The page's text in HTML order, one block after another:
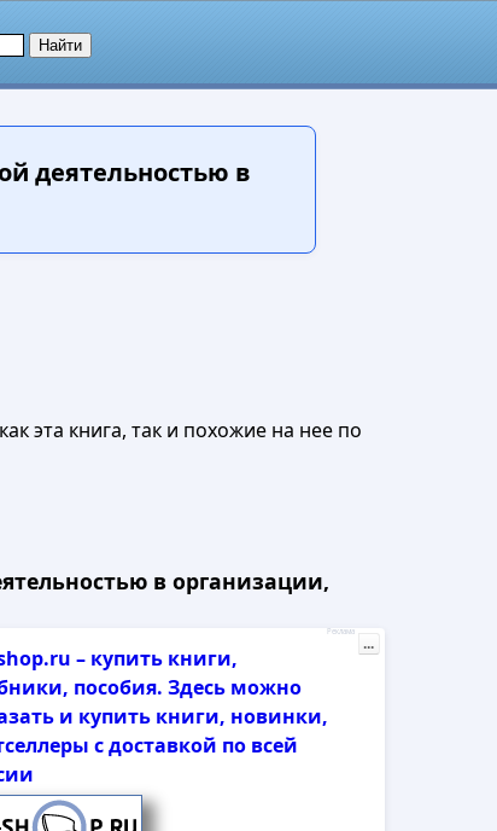
деятельностью в
эта книга, так и похожие на нее по
в организации,
– купить книги,
пособия. Здесь можно
и купить книги, новинки,
с доставкой по всей
Реклама
...